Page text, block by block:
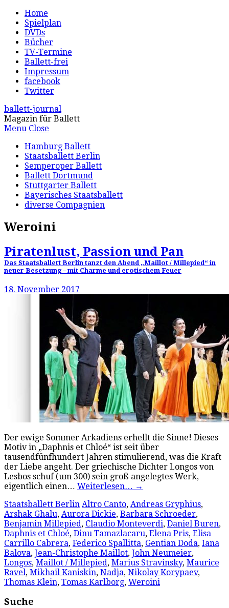
Home
Spielplan
DVDs
Bücher
TV-Termine
Ballett-frei
Impressum
facebook
Twitter
ballett-journal
Magazin für Ballett
Menu Close
Hamburg Ballett
Staatsballett Berlin
Semperoper Ballett
Ballett Dortmund
Stuttgarter Ballett
Bayerisches Staatsballett
diverse Compagnien
Weroini
Piratenlust, Passion und Pan
Das Staatsballett Berlin tanzt den Abend „Maillot / Millepied“ in
neuer Besetzung – mit Charme und erotischem Feuer
18. November 2017
Der ewige Sommer Arkadiens erhellt die Sinne! Dieses
Motiv in „Daphnis et Chloé“ ist seit über
tausendfünfhundert Jahren stimulierend, was die Kraft
der Liebe angeht. Der griechische Dichter Longos von
Lesbos schuf (um 300) sein groß angelegtes Werk,
eigentlich einen… Weiterlesen… →
Staatsballett Berlin Altro Canto, Andreas Gryphius,
Arshak Ghalu, Aurora Dickie, Barbara Schroeder,
Benjamin Millepied, Claudio Monteverdi, Daniel Buren,
Daphnis et Chloé, Dinu Tamazlacaru, Elena Pris, Elisa
Carrillo Cabrera, Federico Spallitta, Gentian Doda, Iana
Balova, Jean-Christophe Maillot, John Neumeier,
Longos, Maillot / Millepied, Marius Stravinsky, Maurice
Ravel, Mikhail Kaniskin, Nadja, Nikolay Korypaev,
Thomas Klein, Tomas Karlborg, Weroini
Suche